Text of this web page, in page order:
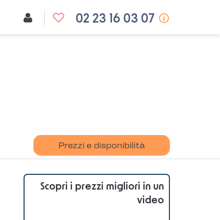
02 23 16 03 07
Prezzi e disponibilità
Scopri i prezzi migliori in un
video